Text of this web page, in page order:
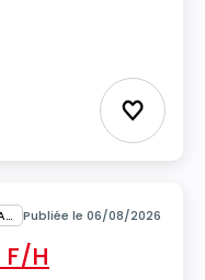
Ajouter
BTP / Matériaux de construction / Architecture Publiée le 06/08/2026
H